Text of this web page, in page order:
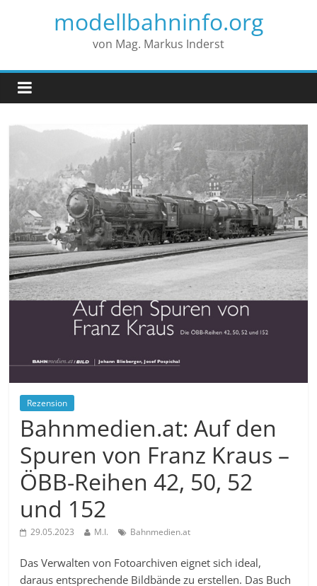
modellbahninfo.org
von Mag. Markus Inderst
Rezension
Bahnmedien.at: Auf den
Spuren von Franz Kraus –
ÖBB-Reihen 42, 50, 52
und 152
29.05.2023 M.I. Bahnmedien.at
Das Verwalten von Fotoarchiven eignet sich ideal,
daraus entsprechende Bildbände zu erstellen. Das Buch